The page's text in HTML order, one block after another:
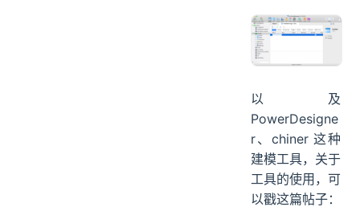
以及
PowerDesigne
r、chiner 这种
建模工具，关于
工具的使用，可
以戳这篇帖子：